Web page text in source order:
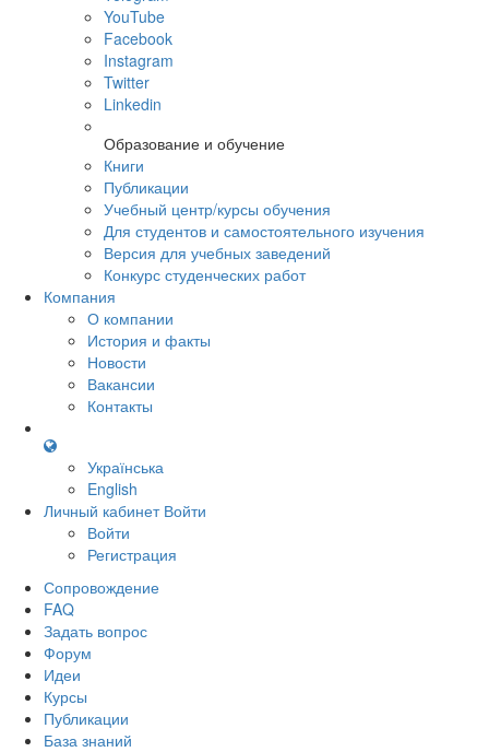
YouTube
Facebook
Instagram
Twitter
Linkedin
Образование и обучение
Книги
Публикации
Учебный центр/курсы обучения
Для студентов и самостоятельного изучения
Версия для учебных заведений
Конкурс студенческих работ
Компания
О компании
История и факты
Новости
Вакансии
Контакты
Українська
English
Личный кабинет Войти
Войти
Регистрация
Сопровождение
FAQ
Задать вопрос
Форум
Идеи
Курсы
Публикации
База знаний